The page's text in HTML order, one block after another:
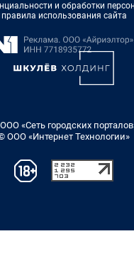
и обработки
правила использования сайта
«Сеть городских
ООО «Интернет Технологии»